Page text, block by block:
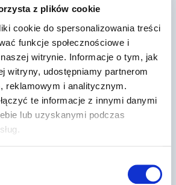
z plików cookie
cookie do spersonalizowania treści
funkcje społecznościowe i
witrynie. Informacje o tym, jak
witryny, udostępniamy partnerom
reklamowym i analitycznym.
te informacje z innymi danymi
lub uzyskanymi podczas
ostrzega Cię o
p…